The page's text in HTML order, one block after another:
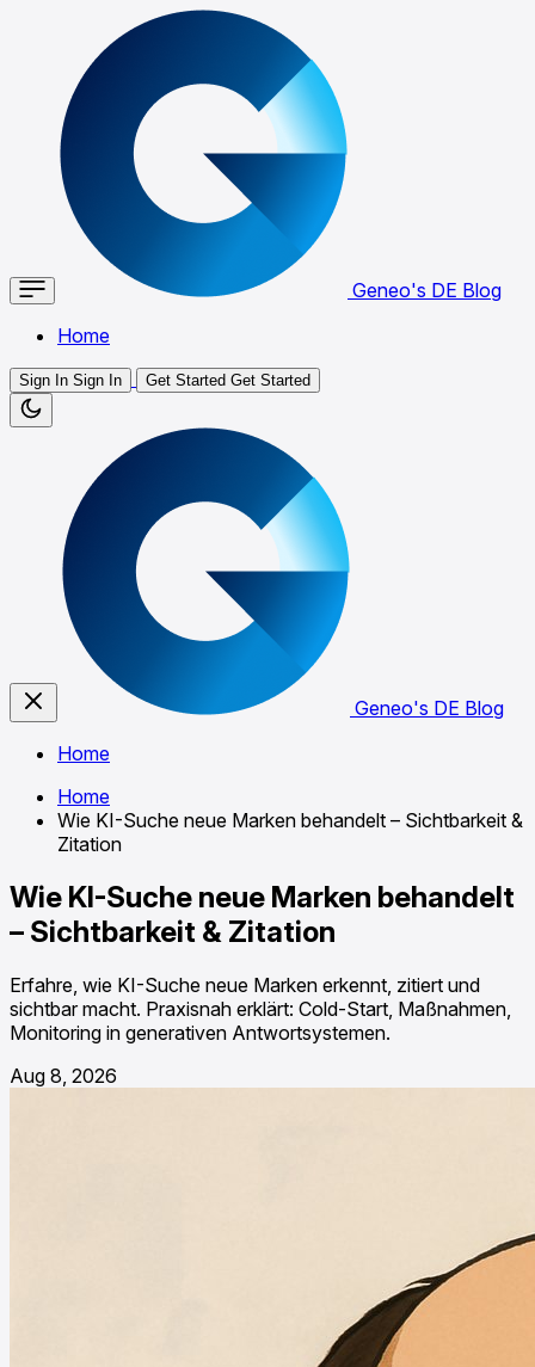
Geneo's DE Blog
Home
Sign In Sign In Get Started Get Started
Geneo's DE Blog
Home
Home
Wie KI-Suche neue Marken behandelt – Sichtbarkeit &
Zitation
Wie KI-Suche neue Marken behandelt
– Sichtbarkeit & Zitation
Erfahre, wie KI-Suche neue Marken erkennt, zitiert und
sichtbar macht. Praxisnah erklärt: Cold-Start, Maßnahmen,
Monitoring in generativen Antwortsystemen.
Aug 8, 2026